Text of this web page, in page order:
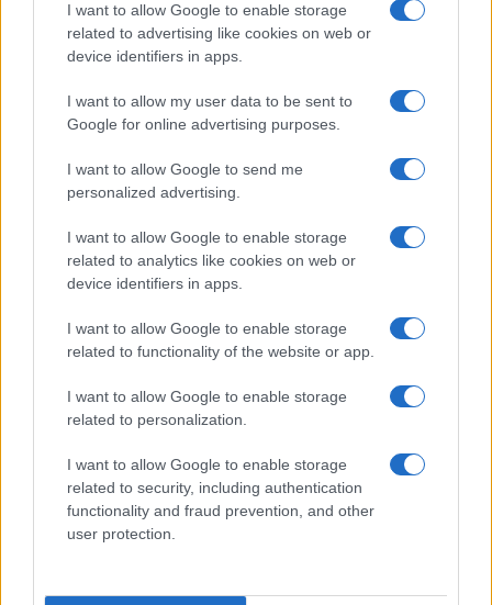
I want to allow Google to enable storage
related to advertising like cookies on web or
device identifiers in apps.
I want to allow my user data to be sent to
Google for online advertising purposes.
I want to allow Google to send me
personalized advertising.
I want to allow Google to enable storage
related to analytics like cookies on web or
device identifiers in apps.
I want to allow Google to enable storage
related to functionality of the website or app.
I want to allow Google to enable storage
related to personalization.
I want to allow Google to enable storage
related to security, including authentication
functionality and fraud prevention, and other
user protection.
Mostre di moda 2026: Franco Moschino a Forte di
Bard e gli eventi imperdibili in Italia
LIFESTYLE
Le nuove Havaianas Kitten Heel debuttano a
Matteo Pellegrino · 7 Ago 2026